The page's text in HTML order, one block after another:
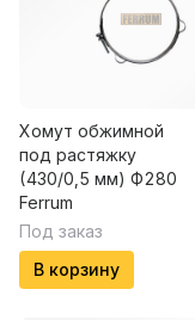
Хомут обжимной
под растяжку
(430/0,5 мм) Ф280
Ferrum
Под заказ
В корзину